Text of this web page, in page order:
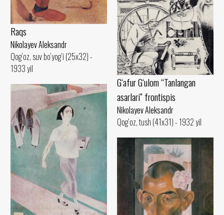
Raqs
Nikolayev Aleksandr
Qog‘oz, suv bo‘yog‘i (25x32) -
1933 yil
G‘afur G‘ulom “Tanlangan
asarlari” frontispis
Nikolayev Aleksandr
Qog‘oz, tush (41x31) - 1932 yil